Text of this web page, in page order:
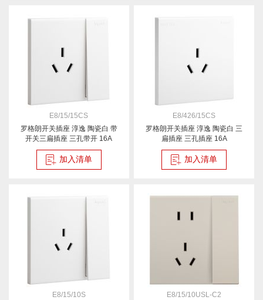
E8/15/15CS
罗格朗开关插座 淳逸 陶瓷白 带
开关三扁插座 三孔带开 16A
加入清单
E8/426/15CS
罗格朗开关插座 淳逸 陶瓷白 三
扁插座 三孔插座 16A
加入清单
E8/15/10S
E8/15/10USL-C2